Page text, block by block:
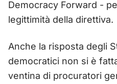
Democracy Forward -
legittimità della direttiva.
Anche la risposta degli
democratici non si è
ventina di procuratori